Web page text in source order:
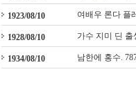
1923/08/10 여배우 론다 플
1928/08/10 가수 지미 딘 출
1934/08/10 남한에 홍수.